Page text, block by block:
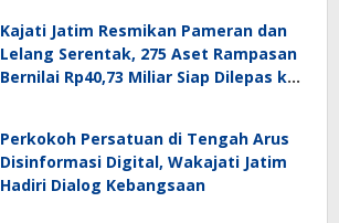
Kajati Jatim Resmikan Pameran dan
Lelang Serentak, 275 Aset Rampasan
Bernilai Rp40,73 Miliar Siap Dilepas ke
Perkokoh Persatuan di Tengah Arus
Disinformasi Digital, Wakajati Jatim
Hadiri Dialog Kebangsaan